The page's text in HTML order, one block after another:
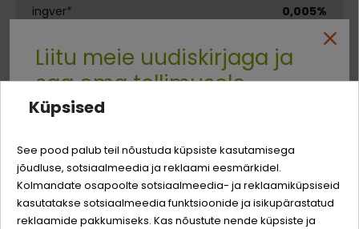
ingver*
0,005%
Energiaväärtus:
Analüütilise koostisosad
toorvalk
3%
Logi sisse
Registreeru
Liitu meie uudiskirjaga ja
saa oma tellimusele
-3% soodustust
Sina ja su perekonna parim sõber väärite veel
odavamat hinda!
Küpsised
See pood palub teil nõustuda küpsiste kasutamisega
jõudluse, sotsiaalmeedia ja reklaami eesmärkidel.
Kolmandate osapoolte sotsiaalmeedia- ja reklaamiküpsiseid
kasutatakse sotsiaalmeedia funktsioonide ja isikupärastatud
reklaamide pakkumiseks. Kas nõustute nende küpsiste ja